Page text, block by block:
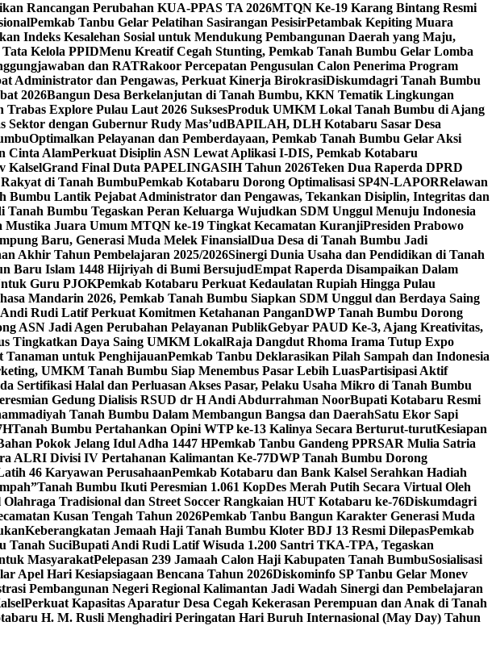
Rancangan Perubahan KUA-PPAS TA 2026MTQN Ke-19 Karang Bintang Resmi
Pemkab Tanbu Gelar Pelatihan Sasirangan PesisirPetambak Kepiting Muara
Indeks Kesalehan Sosial untuk Mendukung Pembangunan Daerah yang Maju,
Kelola PPIDMenu Kreatif Cegah Stunting, Pemkab Tanah Bumbu Gelar Lomba
dan RATRakoor Percepatan Pengusulan Calon Penerima Program
Administrator dan Pengawas, Perkuat Kinerja BirokrasiDiskumdagri Tanah Bumbu
2026Bangun Desa Berkelanjutan di Tanah Bumbu, KKN Tematik Lingkungan
Trabas Explore Pulau Laut 2026 SuksesProduk UMKM Lokal Tanah Bumbu di Ajang
dengan Gubernur Rudy Mas’udBAPILAH, DLH Kotabaru Sasar Desa
Optimalkan Pelayanan dan Pemberdayaan, Pemkab Tanah Bumbu Gelar Aksi
Cinta AlamPerkuat Disiplin ASN Lewat Aplikasi I-DIS, Pemkab Kotabaru
KalselGrand Final Duta PAPELINGASIH Tahun 2026Teken Dua Raperda DPRD
di Tanah BumbuPemkab Kotabaru Dorong Optimalisasi SP4N-LAPORRelawan
Bumbu Lantik Pejabat Administrator dan Pengawas, Tekankan Disiplin, Integritas dan
Tanah Bumbu Tegaskan Peran Keluarga Wujudkan SDM Unggul Menuju Indonesia
Mustika Juara Umum MTQN ke-19 Tingkat Kecamatan KuranjiPresiden Prabowo
Baru, Generasi Muda Melek FinansialDua Desa di Tanah Bumbu Jadi
Akhir Tahun Pembelajaran 2025/2026Sinergi Dunia Usaha dan Pendidikan di Tanah
Baru Islam 1448 Hijriyah di Bumi BersujudEmpat Raperda Disampaikan Dalam
Guru PJOKPemkab Kotabaru Perkuat Kedaulatan Rupiah Hingga Pulau
Mandarin 2026, Pemkab Tanah Bumbu Siapkan SDM Unggul dan Berdaya Saing
Rudi Latif Perkuat Komitmen Ketahanan PanganDWP Tanah Bumbu Dorong
ASN Jadi Agen Perubahan Pelayanan PublikGebyar PAUD Ke-3, Ajang Kreativitas,
Tingkatkan Daya Saing UMKM LokalRaja Dangdut Rhoma Irama Tutup Expo
untuk PenghijauanPemkab Tanbu Deklarasikan Pilah Sampah dan Indonesia
UMKM Tanah Bumbu Siap Menembus Pasar Lebih LuasPartisipasi Aktif
Sertifikasi Halal dan Perluasan Akses Pasar, Pelaku Usaha Mikro di Tanah Bumbu
Gedung Dialisis RSUD dr H Andi Abdurrahman NoorBupati Kotabaru Resmi
Tanah Bumbu Dalam Membangun Bangsa dan DaerahSatu Ekor Sapi
Tanah Bumbu Pertahankan Opini WTP ke-13 Kalinya Secara Berturut-turutKesiapan
Pokok Jelang Idul Adha 1447 HPemkab Tanbu Gandeng PPRSAR Mulia Satria
ALRI Divisi IV Pertahanan Kalimantan Ke-77DWP Tanah Bumbu Dorong
46 Karyawan PerusahaanPemkab Kotabaru dan Bank Kalsel Serahkan Hadiah
Tanah Bumbu Ikuti Peresmian 1.061 KopDes Merah Putih Secara Virtual Oleh
Olahraga Tradisional dan Street Soccer Rangkaian HUT Kotabaru ke-76Diskumdagri
Kusan Tengah Tahun 2026Pemkab Tanbu Bangun Karakter Generasi Muda
Keberangkatan Jemaah Haji Tanah Bumbu Kloter BDJ 13 Resmi DilepasPemkab
Tanah SuciBupati Andi Rudi Latif Wisuda 1.200 Santri TKA-TPA, Tegaskan
MasyarakatPelepasan 239 Jamaah Calon Haji Kabupaten Tanah BumbuSosialisasi
Apel Hari Kesiapsiagaan Bencana Tahun 2026Diskominfo SP Tanbu Gelar Monev
Pembangunan Negeri Regional Kalimantan Jadi Wadah Sinergi dan Pembelajaran
Perkuat Kapasitas Aparatur Desa Cegah Kekerasan Perempuan dan Anak di Tanah
H. M. Rusli Menghadiri Peringatan Hari Buruh Internasional (May Day) Tahun